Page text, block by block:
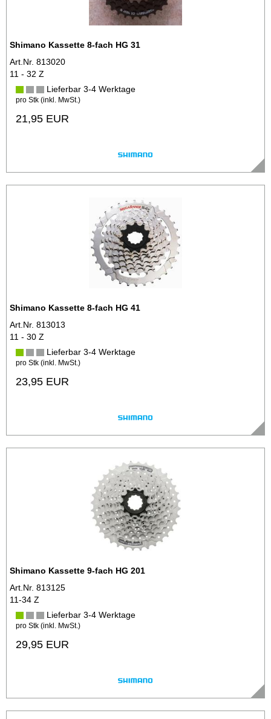
Shimano Kassette 8-fach HG 31
Art.Nr. 813020
11 - 32 Z
Lieferbar 3-4 Werktage
pro Stk (inkl. MwSt.)
21,95 EUR
Shimano Kassette 8-fach HG 41
Art.Nr. 813013
11 - 30 Z
Lieferbar 3-4 Werktage
pro Stk (inkl. MwSt.)
23,95 EUR
Shimano Kassette 9-fach HG 201
Art.Nr. 813125
11-34 Z
Lieferbar 3-4 Werktage
pro Stk (inkl. MwSt.)
29,95 EUR